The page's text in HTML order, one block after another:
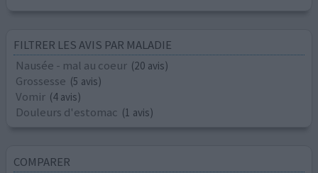
FILTRER LES AVIS PAR MALADIE
Nausée - mal au coeur (20 avis)
Grossesse (5 avis)
Vomir (4 avis)
Douleurs d'estomac (1 avis)
COMPARER